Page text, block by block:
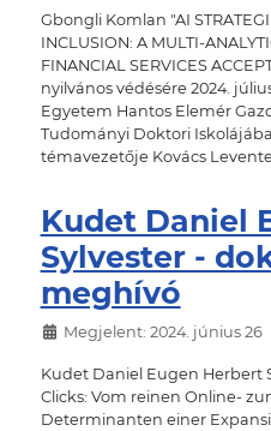
Gbongli Komlan "AI
INCLUSION: A MULTI-
FINANCIAL SERVICES
nyilvános védésére 2024.
Egyetem Hantos Elemér
Tudományi Doktori
témavezetője Kovács Levente.
Kudet Daniel
Sylvester -
meghívó
Megjelent: 2024. június 26
Kudet Daniel Eugen Herbert
Clicks: Vom reinen Online-
Determinanten einer